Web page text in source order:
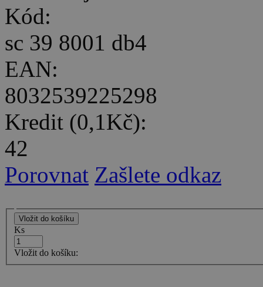
Kód:
sc 39 8001 db4
EAN:
8032539225298
Kredit (0,1Kč):
42
Porovnat Zašlete odkaz
Ks
Vložit do košíku: